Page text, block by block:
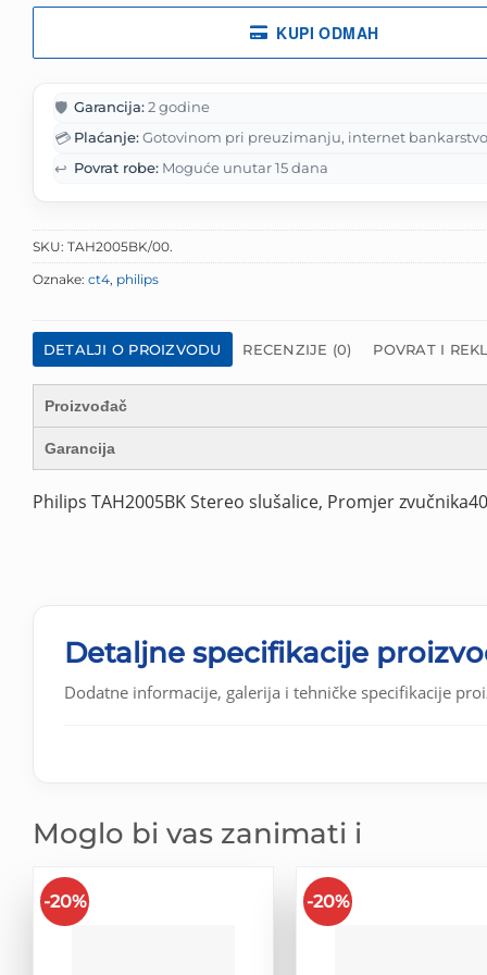
KUPI ODMAH
🛡️ Garancija:2 godine
💳 Plaćanje:Gotovinom pri preuzimanju, internet
↩️ Povrat robe: Moguće unutar 15 dana
SKU: TAH2005BK/00.
Oznake: ct4, philips
DETALJI O PROIZVODU RECENZIJE (0) POVRAT I
Proizvođač
Garancija
Philips TAH2005BK Stereo slušalice, Promjer
Detaljne specifikacije
Dodatne informacije, galerija i tehničke specifikacije
Moglo bi vas zanimati i
-20% -20%